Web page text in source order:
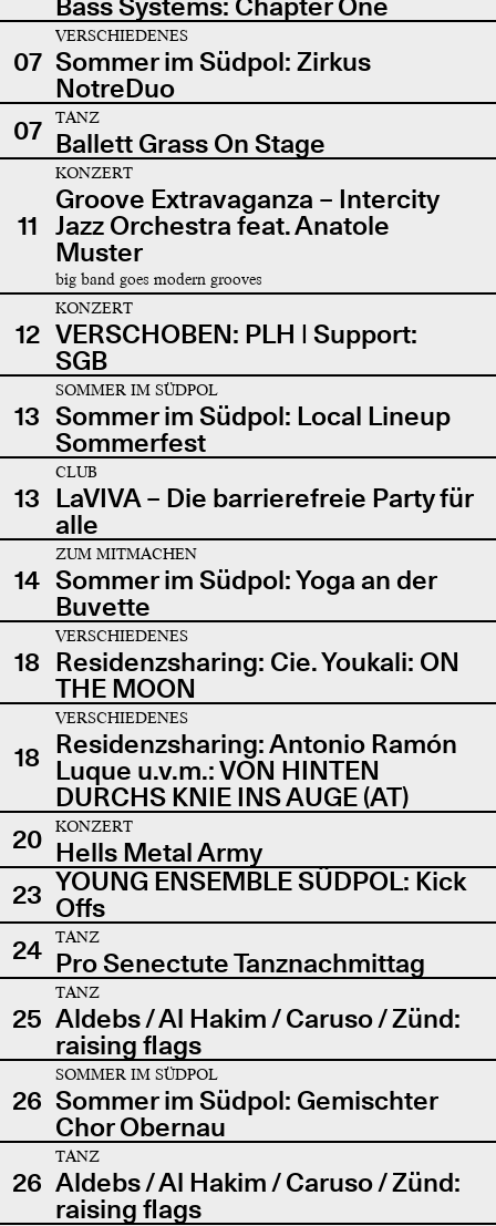
07
VERSCHIEDENES
Sommer im Südpol: Zirkus
NotreDuo
07
TANZ
Ballett Grass On Stage
11
KONZERT
Groove Extravaganza – Intercity
Jazz Orchestra feat. Anatole
Muster
big band goes modern grooves
12
KONZERT
VERSCHOBEN: PLH | Support:
SGB
13
SOMMER IM SÜDPOL
Sommer im Südpol: Local Lineup
Sommerfest
13
CLUB
LaVIVA – Die barrierefreie Party für
alle
14
ZUM MITMACHEN
Sommer im Südpol: Yoga an der
Buvette
18
VERSCHIEDENES
Residenzsharing: Cie. Youkali: ON
THE MOON
18
VERSCHIEDENES
Residenzsharing: Antonio Ramón
Luque u.v.m.: VON HINTEN
DURCHS KNIE INS AUGE (AT)
20
KONZERT
Hells Metal Army
23 YOUNG ENSEMBLE SÜDPOL: Kick
Offs
24
TANZ
Pro Senectute Tanznachmittag
25
TANZ
Aldebs / Al Hakim / Caruso / Zünd:
raising flags
26
SOMMER IM SÜDPOL
Sommer im Südpol: Gemischter
Chor Obernau
26
TANZ
Aldebs / Al Hakim / Caruso / Zünd:
raising flags